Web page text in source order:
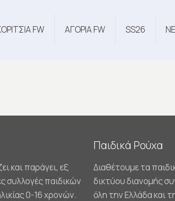
FW ΑΓΟΡΙΑ FW SS26
και παράγει, εξ
συλλογές παιδικών
0-16 χρονών.
Παιδικά Ρούχα
Διαθέτουμε τα
δικτύου διανομής
όλη την Ελλάδα και